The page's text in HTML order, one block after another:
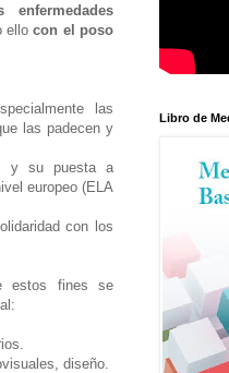
ellocon el poso
las
las padecen y
y su puesta a
europeo (ELA
con los
estos fines se
diseño.
Libro de